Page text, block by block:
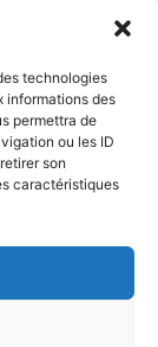
technologies
informations des
permettra de
ou les ID
son
caractéristiques